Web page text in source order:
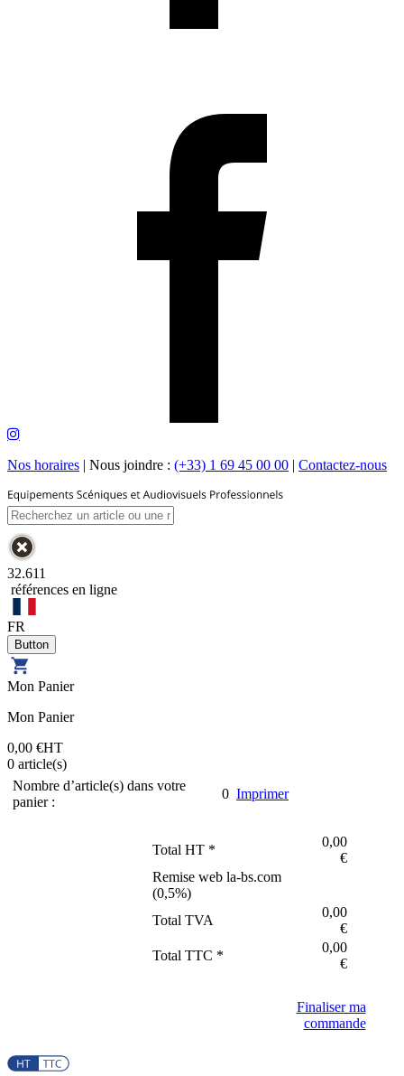
Nos horaires | Nous joindre : (+33) 1 69 45 00 00 | Contactez-nous
32.611
références en ligne
FR
Mon Panier
Mon Panier
0,00 €HT
0 article(s)
Nombre d’article(s) dans votre
panier :
0 Imprimer
Total HT *
0,00
€
Remise web la-bs.com
(0,5%)
Total TVA
0,00
€
Total TTC *
0,00
€
Finaliser ma
commande